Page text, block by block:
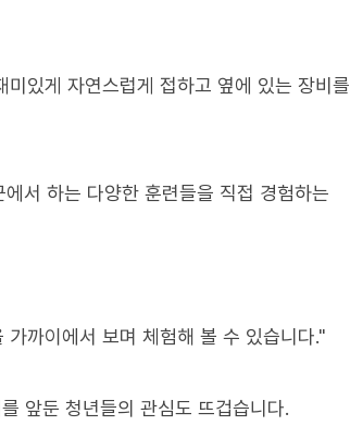
있게 자연스럽게 접하고 옆에 있는 장비를
서 하는 다양한 훈련들을 직접 경험하는
까이에서 보며 체험해 볼 수 있습니다."
앞둔 청년들의 관심도 뜨겁습니다.